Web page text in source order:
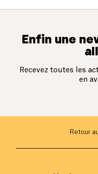
Enfin une
Recevez toutes les
en
Retour